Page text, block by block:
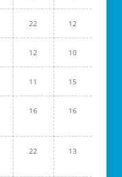
22 12
12 10
11 15
16 16
22 13